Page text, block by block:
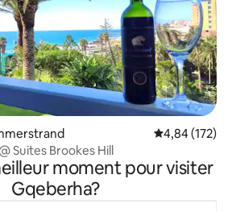
Note
4,84 (172)
Suites Brookes Hill
moment pour visiter
Gqeberha?